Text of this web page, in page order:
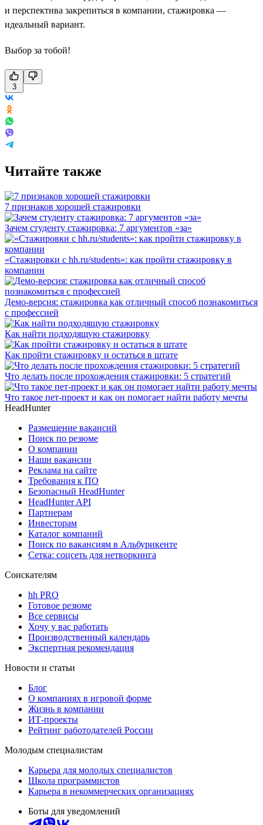
и перспектива закрепиться в компании, стажировка —
идеальный вариант.
Выбор за тобой!
3
Читайте также
7 признаков хорошей стажировки
Зачем студенту стажировка: 7 аргументов «за»
«Стажировки с hh.ru/students»: как пройти стажировку в
компании
Демо-версия: стажировка как отличный способ познакомиться
с профессией
Как найти подходящую стажировку
Как пройти стажировку и остаться в штате
Что делать после прохождения стажировки: 5 стратегий
Что такое пет-проект и как он помогает найти работу мечты
HeadHunter
Размещение вакансий
Поиск по резюме
О компании
Наши вакансии
Реклама на сайте
Требования к ПО
Безопасный HeadHunter
HeadHunter API
Партнерам
Инвесторам
Каталог компаний
Поиск по вакансиям в Альбурикенте
Сетка: соцсеть для нетворкинга
Соискателям
hh PRO
Готовое резюме
Все сервисы
Хочу у вас работать
Производственный календарь
Экспертная рекомендация
Новости и статьи
Блог
О компаниях в игровой форме
Жизнь в компании
ИТ-проекты
Рейтинг работодателей России
Молодым специалистам
Карьера для молодых специалистов
Школа программистов
Карьера в некоммерческих организациях
Боты для уведомлений